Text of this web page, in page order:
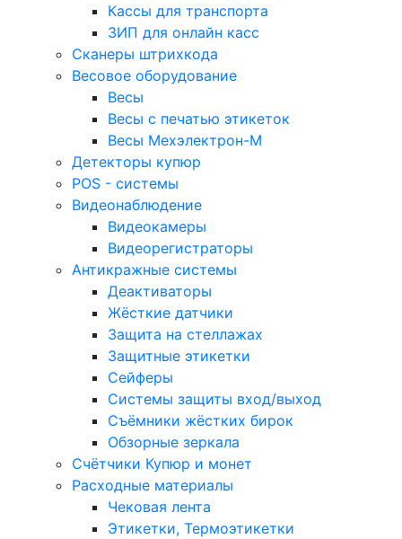
Кассы для транспорта
ЗИП для онлайн касс
Сканеры штрихкода
Весовое оборудование
Весы
Весы с печатью этикеток
Весы Мехэлектрон-М
Детекторы купюр
POS - системы
Видеонаблюдение
Видеокамеры
Видеорегистраторы
Антикражные системы
Деактиваторы
Жёсткие датчики
Защита на стеллажах
Защитные этикетки
Сейферы
Системы защиты вход/выход
Съёмники жёстких бирок
Обзорные зеркала
Счётчики Купюр и монет
Расходные материалы
Чековая лента
Этикетки, Термоэтикетки